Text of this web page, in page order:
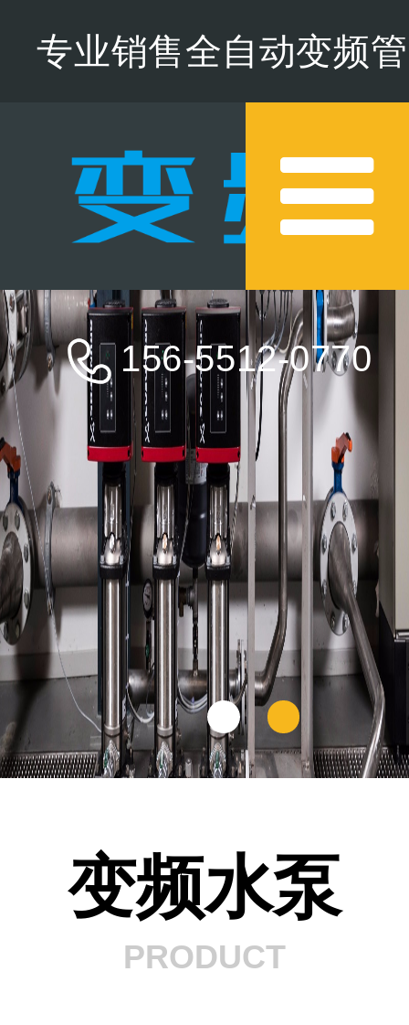
专业销售全自动变频管
道增压水泵,欢迎来电咨
156-5512-0770
变频水泵
PRODUCT